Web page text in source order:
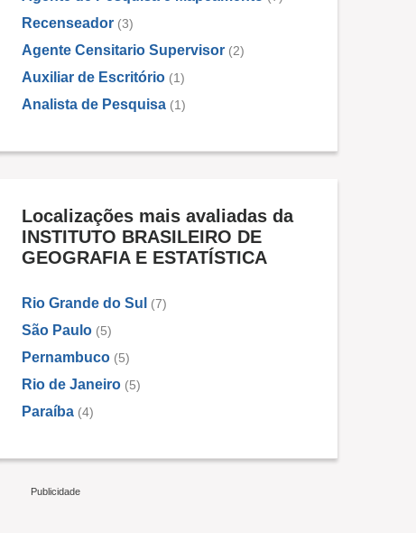
Recenseador (3)
Agente Censitario Supervisor (2)
Auxiliar de Escritório (1)
Analista de Pesquisa (1)
Localizações mais avaliadas da
INSTITUTO BRASILEIRO DE
GEOGRAFIA E ESTATÍSTICA
Rio Grande do Sul (7)
São Paulo (5)
Pernambuco (5)
Rio de Janeiro (5)
Paraíba (4)